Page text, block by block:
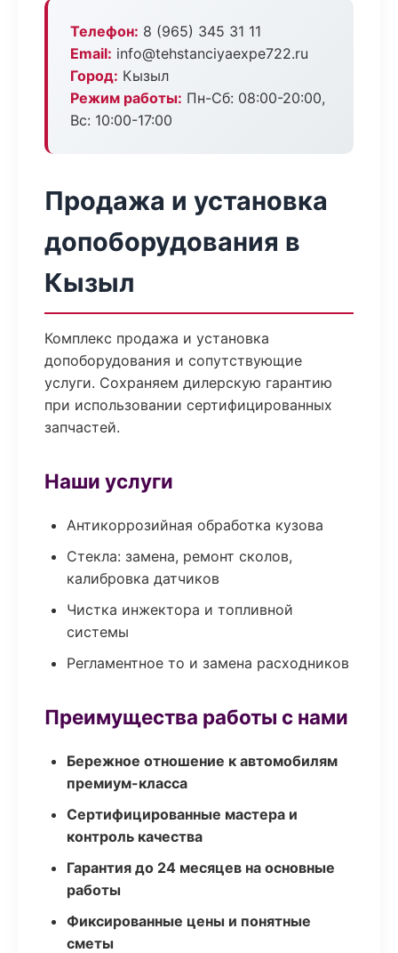
Телефон: 8 (965) 345 31 11
Email: info@tehstanciyaexpe722.ru
Город: Кызыл
Режим работы: Пн-Сб: 08:00-20:00,
Вс: 10:00-17:00
Продажа и установка
допоборудования в
Кызыл
Комплекс продажа и установка
допоборудования и сопутствующие
услуги. Сохраняем дилерскую гарантию
при использовании сертифицированных
запчастей.
Наши услуги
Антикоррозийная обработка кузова
Стекла: замена, ремонт сколов,
калибровка датчиков
Чистка инжектора и топливной
системы
Регламентное то и замена расходников
Преимущества работы с нами
Бережное отношение к автомобилям
премиум-класса
Сертифицированные мастера и
контроль качества
Гарантия до 24 месяцев на основные
работы
Фиксированные цены и понятные
сметы